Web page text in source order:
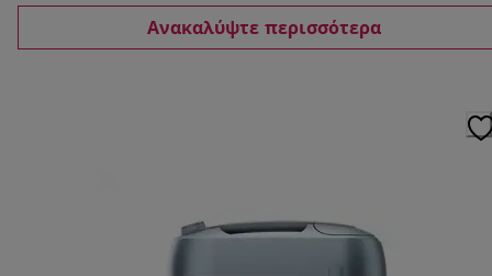
Ανακαλύψτε περισσότερα